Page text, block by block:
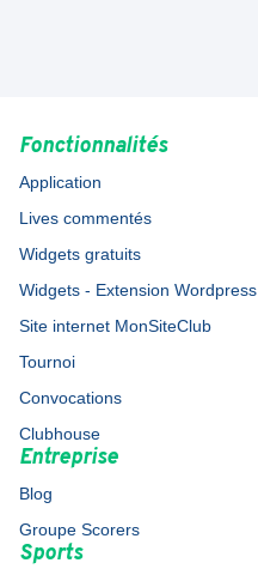
Fonctionnalités
Application
Lives commentés
Widgets gratuits
Widgets - Extension Wordpress
Site internet MonSiteClub
Tournoi
Convocations
Clubhouse
Entreprise
Blog
Groupe Scorers
Sports